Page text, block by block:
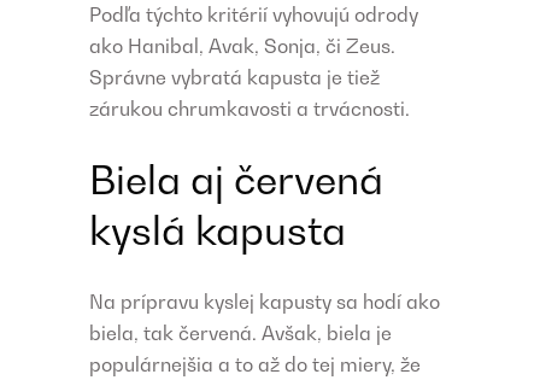
Podľa týchto kritérií vyhovujú odrody
ako Hanibal, Avak, Sonja, či Zeus.
Správne vybratá kapusta je tiež
zárukou chrumkavosti a trvácnosti.
Biela aj červená
kyslá kapusta
Na prípravu kyslej kapusty sa hodí ako
biela, tak červená. Avšak, biela je
populárnejšia a to až do tej miery, že